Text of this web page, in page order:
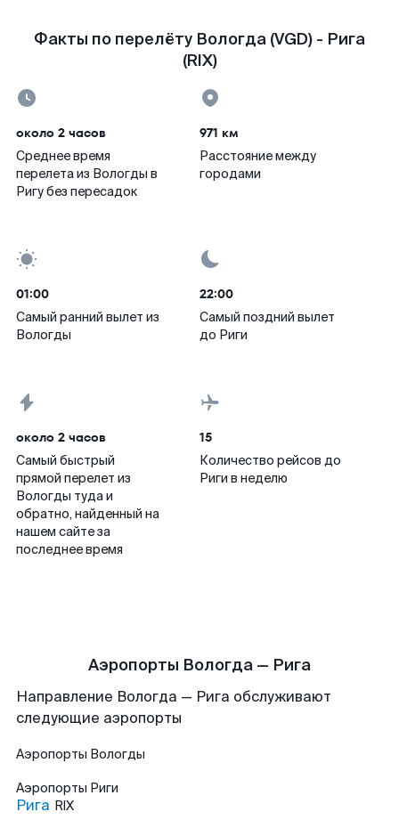
Факты по перелёту Вологда (VGD) - Рига
(RIX)
около 2 часов
Среднее время
перелета из Вологды в
Ригу без пересадок
971 км
Расстояние между
городами
01:00
Самый ранний вылет из
Вологды
22:00
Самый поздний вылет
до Риги
около 2 часов
Самый быстрый
прямой перелет из
Вологды туда и
обратно, найденный на
нашем сайте за
последнее время
15
Количество рейсов до
Риги в неделю
Аэропорты Вологда — Рига
Направление Вологда — Рига обслуживают
следующие аэропорты
Аэропорты Вологды
Аэропорты Риги
Рига RIX